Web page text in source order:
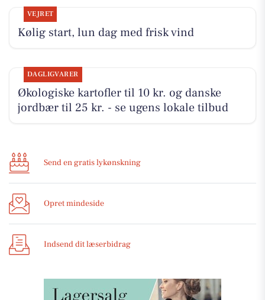
VEJRET
Kølig start, lun dag med frisk vind
DAGLIGVARER
Økologiske kartofler til 10 kr. og danske
jordbær til 25 kr. - se ugens lokale tilbud
Send en gratis lykønskning
Opret mindeside
Indsend dit læserbidrag